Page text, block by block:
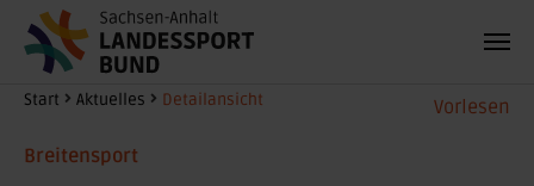
Zum Hauptinhalt springen Vorlesen
Sie sind hier:
Start Aktuelles Detailansicht
Breitensport